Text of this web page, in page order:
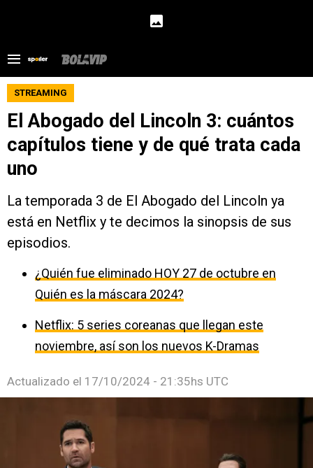
STREAMING
El Abogado del Lincoln 3: cuántos
capítulos tiene y de qué trata cada
uno
La temporada 3 de El Abogado del Lincoln ya
está en Netflix y te decimos la sinopsis de sus
episodios.
¿Quién fue eliminado HOY 27 de octubre en
Quién es la máscara 2024?
Netflix: 5 series coreanas que llegan este
noviembre, así son los nuevos K-Dramas
Actualizado el 17/10/2024 - 21:35hs UTC